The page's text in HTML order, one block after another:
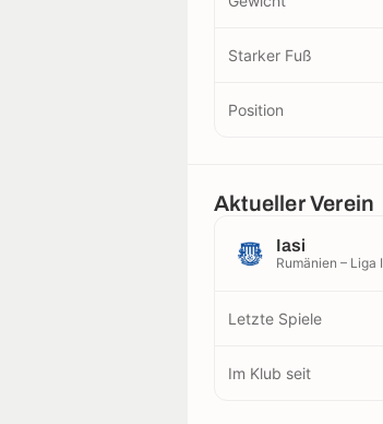
Starker Fuß
Position
Aktueller Verein
Iasi
Rumänien – Liga I
Letzte Spiele
Im Klub seit